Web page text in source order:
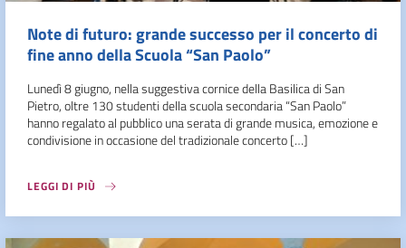
Note di futuro: grande successo per il concerto di
fine anno della Scuola “San Paolo”
Lunedì 8 giugno, nella suggestiva cornice della Basilica di San
Pietro, oltre 130 studenti della scuola secondaria “San Paolo”
hanno regalato al pubblico una serata di grande musica, emozione e
condivisione in occasione del tradizionale concerto […]
LEGGI DI PIÙ